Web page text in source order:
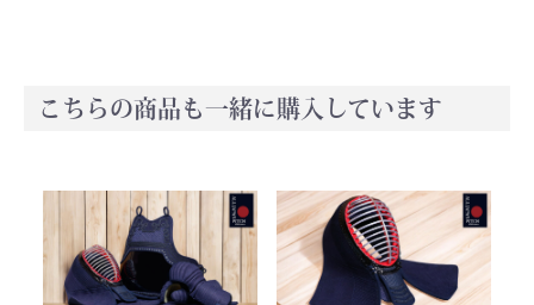
こちらの商品も一緒に購入しています